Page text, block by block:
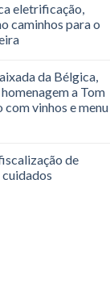
eletrificação,
caminhos para o
da Bélgica,
a Tom
vinhos e menu
de